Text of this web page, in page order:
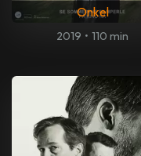
Onkel
2019 • 110 min